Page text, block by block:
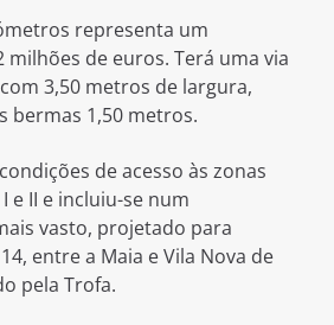
representa um
milhões de euros. Terá uma via
3,50 metros de largura,
bermas 1,50 metros.
de acesso às zonas
e II e incluiu-se num
vasto, projetado para
entre a Maia e Vila Nova de
pela Trofa.